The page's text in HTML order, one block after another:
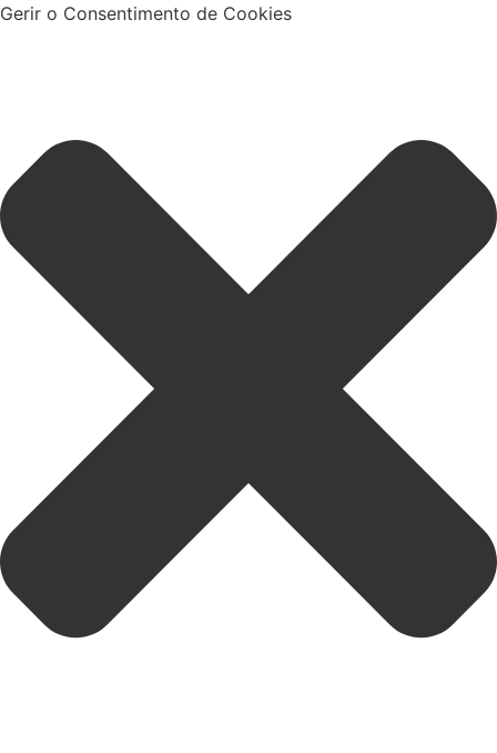
Gerir o Consentimento de Cookies